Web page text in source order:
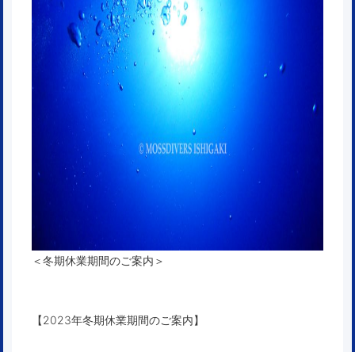
＜冬期休業期間のご案内＞
【2023年冬期休業期間のご案内】